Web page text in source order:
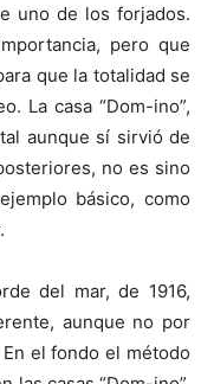
uno de los forjados.
pero que
que la totalidad se
La casa “Dom-ino”,
aunque sí sirvió de
no es sino
básico, como
del mar, de 1916,
aunque no por
el fondo el método